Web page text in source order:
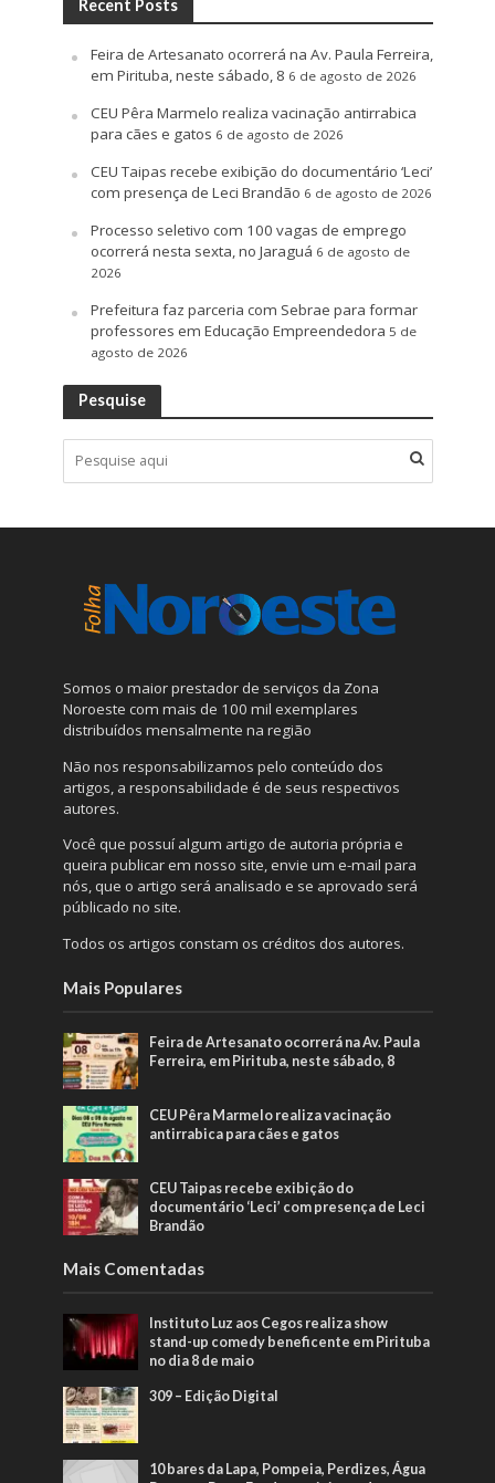
Recent Posts
Feira de Artesanato ocorrerá na Av. Paula Ferreira,
em Pirituba, neste sábado, 8 6 de agosto de 2026
CEU Pêra Marmelo realiza vacinação antirrabica
para cães e gatos 6 de agosto de 2026
CEU Taipas recebe exibição do documentário ‘Leci’
com presença de Leci Brandão 6 de agosto de 2026
Processo seletivo com 100 vagas de emprego
ocorrerá nesta sexta, no Jaraguá 6 de agosto de
2026
Prefeitura faz parceria com Sebrae para formar
professores em Educação Empreendedora 5 de
agosto de 2026
Pesquise
Somos o maior prestador de serviços da Zona
Noroeste com mais de 100 mil exemplares
distribuídos mensalmente na região
Não nos responsabilizamos pelo conteúdo dos
artigos, a responsabilidade é de seus respectivos
autores.
Você que possuí algum artigo de autoria própria e
queira publicar em nosso site, envie um e-mail para
nós, que o artigo será analisado e se aprovado será
públicado no site.
Todos os artigos constam os créditos dos autores.
Mais Populares
Feira de Artesanato ocorrerá na Av. Paula
Ferreira, em Pirituba, neste sábado, 8
CEU Pêra Marmelo realiza vacinação
antirrabica para cães e gatos
CEU Taipas recebe exibição do
documentário ‘Leci’ com presença de Leci
Brandão
Mais Comentadas
Instituto Luz aos Cegos realiza show
stand-up comedy beneficente em Pirituba
no dia 8 de maio
309 – Edição Digital
10 bares da Lapa, Pompeia, Perdizes, Água